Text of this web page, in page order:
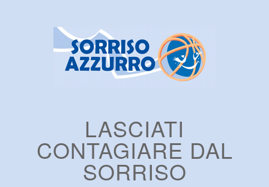
LASCIATI
CONTAGIARE DAL
SORRISO